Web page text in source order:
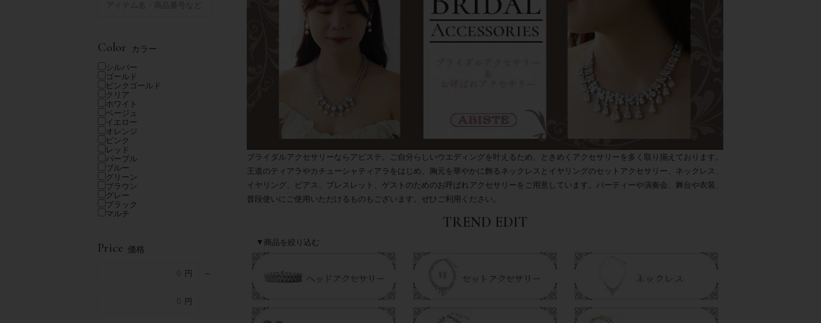
Color カラー
シルバー
ゴールド
ピンクゴールド
クリア
ホワイト
ベージュ
イエロー
オレンジ
ピンク
レッド
パープル
ブルー
グリーン
ブラウン
グレー
ブラック
マルチ
Price 価格
～
ブライダルアクセサリーならアビステ。ご自分らしいウエディングを叶えるため、ときめくアクセサリーを多く取り揃えております。
王道のティアラやカチューシャティアラをはじめ、胸元を華やかに飾るネックレスとイヤリングのセットアクセサリー、ネックレス、
イヤリング、ピアス、ブレスレット、ゲストのためのお呼ばれアクセサリーをご用意しています。パーティーや演奏会、舞台や衣装、
普段使いにご使用いただけるものもございます。ぜひご利用ください。
TREND EDIT
▼商品を絞り込む